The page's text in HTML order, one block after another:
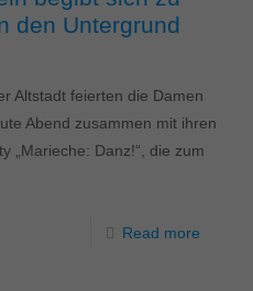
den Untergrund
Altstadt feierten die Damen
Abend zusammen mit ihren
„Marieche: Danz!“, die zum
Read more